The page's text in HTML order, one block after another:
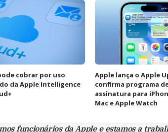
cobrar por uso
da Apple Intelligence
Apple lança o Apple
confirma programa
assinatura para
Mac e Apple Watch
funcionários da Apple e estamos a